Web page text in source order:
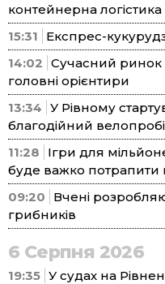
контейнерна
15:31
Експрес-
14:02 Сучасний ринок
головні орієнтири
13:34 У Рівному
благодійний
11:28
Ігри для
буде важко потрапити
09:20
Вчені
грибників
6 Серпня 2026
19:35 У судах на